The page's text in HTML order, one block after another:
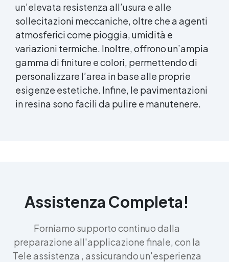
un’elevata resistenza all’usura e alle
sollecitazioni meccaniche, oltre che a agenti
atmosferici come pioggia, umidità e
variazioni termiche. Inoltre, offrono un’ampia
gamma di finiture e colori, permettendo di
personalizzare l’area in base alle proprie
esigenze estetiche. Infine, le pavimentazioni
in resina sono facili da pulire e manutenere.
Assistenza Completa!
Forniamo supporto continuo dalla
preparazione all'applicazione finale, con la
Tele assistenza , assicurando un'esperienza